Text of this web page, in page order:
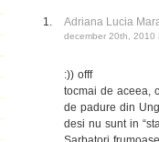
Adriana Lucia
december 20th, 2010
:)) offf
tocmai de aceea,
de padure din
desi nu sunt in